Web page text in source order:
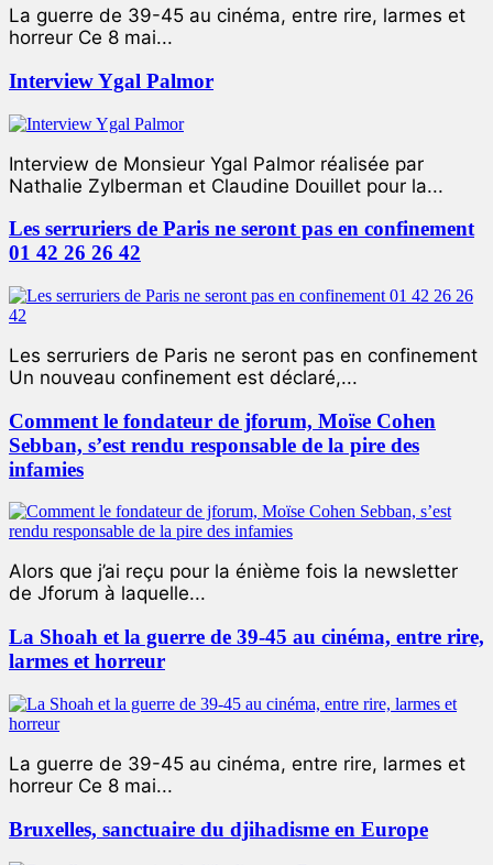
La guerre de 39-45 au cinéma, entre rire, larmes et
horreur Ce 8 mai...
Interview Ygal Palmor
Interview de Monsieur Ygal Palmor réalisée par
Nathalie Zylberman et Claudine Douillet pour la...
Les serruriers de Paris ne seront pas en confinement
01 42 26 26 42
Les serruriers de Paris ne seront pas en confinement
Un nouveau confinement est déclaré,...
Comment le fondateur de jforum, Moïse Cohen
Sebban, s’est rendu responsable de la pire des
infamies
Alors que j’ai reçu pour la énième fois la newsletter
de Jforum à laquelle...
La Shoah et la guerre de 39-45 au cinéma, entre rire,
larmes et horreur
La guerre de 39-45 au cinéma, entre rire, larmes et
horreur Ce 8 mai...
Bruxelles, sanctuaire du djihadisme en Europe